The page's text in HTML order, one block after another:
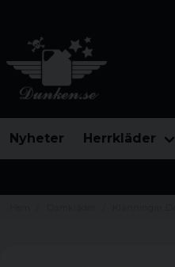
Nyheter Herrkläder